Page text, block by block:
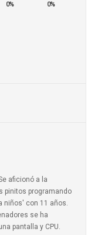
0%
0%
aficionó a la
pinitos programando
niños' con 11 años.
se ha
pantalla y CPU.